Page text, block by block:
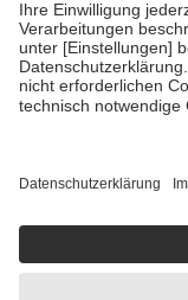
• Untersuchungen zur
GKV getragen werden
• empfohlenen
• Harn- und
getroffen, um
https://
Einige Bilder und